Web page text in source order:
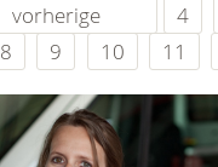
vorherige 4
8
9 10 11